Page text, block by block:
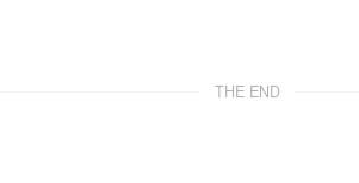
THE END